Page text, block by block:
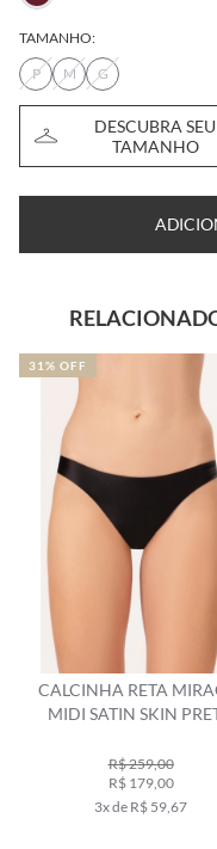
TAMANHO:
P
M G
DESCUBRA SEU
TAMANHO
CALCINHA RETA
MIDI SATIN SKIN SILVER
R$ 259,00
5x de R$ 51,80
NOVIDADE